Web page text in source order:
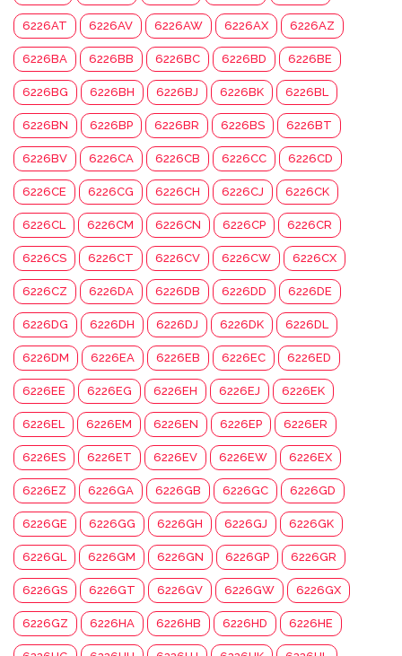
6226AT 6226AV 6226AW 6226AX 6226AZ
6226BA 6226BB 6226BC 6226BD 6226BE
6226BG 6226BH 6226BJ 6226BK 6226BL
6226BN 6226BP 6226BR 6226BS 6226BT
6226BV 6226CA 6226CB 6226CC 6226CD
6226CE 6226CG 6226CH 6226CJ 6226CK
6226CL 6226CM 6226CN 6226CP 6226CR
6226CS 6226CT 6226CV 6226CW 6226CX
6226CZ 6226DA 6226DB 6226DD 6226DE
6226DG 6226DH 6226DJ 6226DK 6226DL
6226DM 6226EA 6226EB 6226EC 6226ED
6226EE 6226EG 6226EH 6226EJ 6226EK
6226EL 6226EM 6226EN 6226EP 6226ER
6226ES 6226ET 6226EV 6226EW 6226EX
6226EZ 6226GA 6226GB 6226GC 6226GD
6226GE 6226GG 6226GH 6226GJ 6226GK
6226GL 6226GM 6226GN 6226GP 6226GR
6226GS 6226GT 6226GV 6226GW 6226GX
6226GZ 6226HA 6226HB 6226HD 6226HE